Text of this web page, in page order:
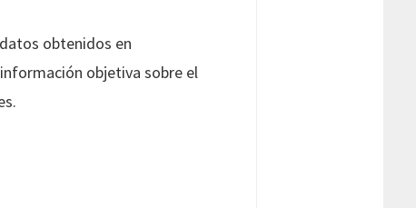
obtenidos en
objetiva sobre el